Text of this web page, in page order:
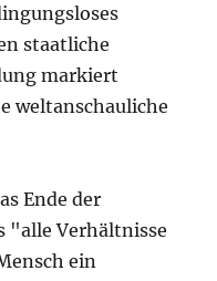
staatliche
markiert
weltanschauliche
Ende der
"alle Verhältnisse
ein